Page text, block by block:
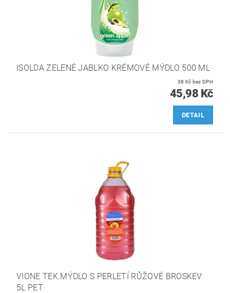
ISOLDA ZELENÉ JABLKO KRÉMOVÉ MÝDLO 500 ML
38 Kč bez DPH
45,98 Kč
DETAIL
VIONE TEK.MÝDLO S PERLETÍ RŮŽOVÉ BROSKEV
5L PET